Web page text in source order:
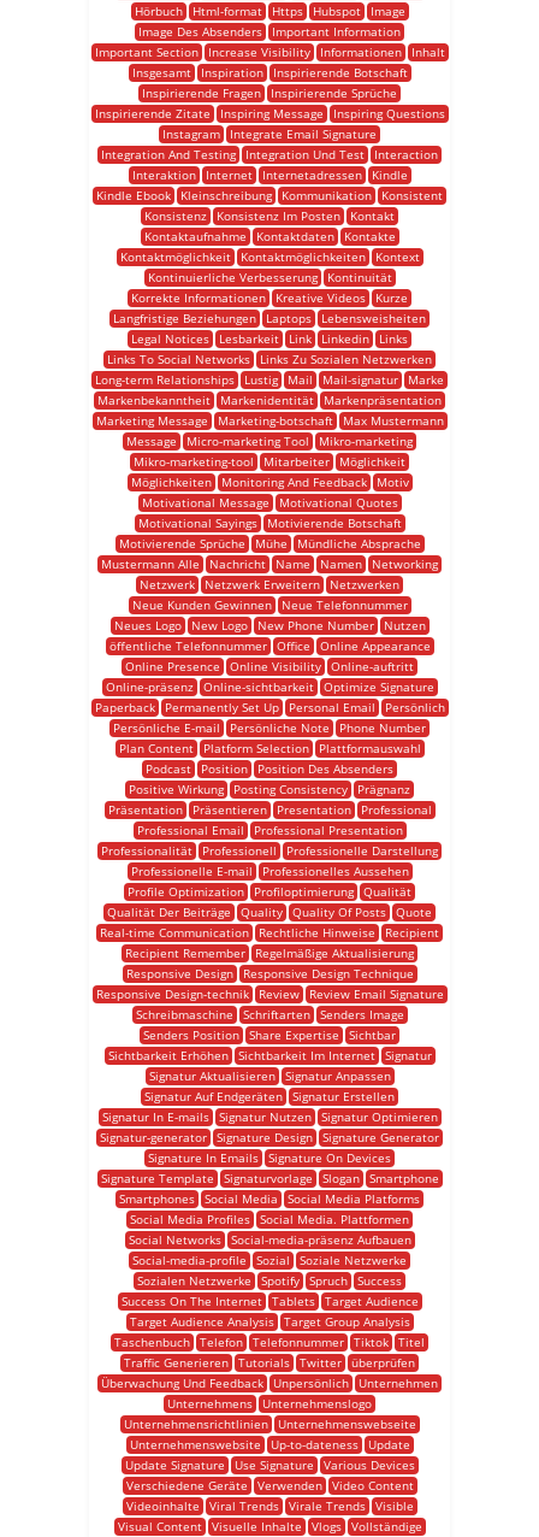
Hörbuch
Html-format Https Hubspot
Image
Image Des Absenders
Important Information
Important Section
Increase Visibility Informationen
Inhalt
Insgesamt
Inspiration
Inspirierende Botschaft
Inspirierende Fragen
Inspirierende Sprüche
Inspirierende Zitate
Inspiring Message
Inspiring Questions
Instagram
Integrate Email Signature
Integration And Testing
Integration Und Test
Interaction
Interaktion
Internet Internetadressen
Kindle
Kindle Ebook
Kleinschreibung Kommunikation
Konsistent
Konsistenz
Konsistenz Im Posten
Kontakt
Kontaktaufnahme
Kontaktdaten
Kontakte
Kontaktmöglichkeit
Kontaktmöglichkeiten
Kontext
Kontinuierliche Verbesserung
Kontinuität
Korrekte Informationen
Kreative Videos
Kurze
Langfristige Beziehungen
Laptops
Lebensweisheiten
Legal Notices
Lesbarkeit Link Linkedin
Links
Links To Social Networks
Links Zu Sozialen Netzwerken
Long-term Relationships
Lustig Mail Mail-signatur
Marke
Markenbekanntheit
Markenidentität
Markenpräsentation
Marketing Message
Marketing-botschaft
Max Mustermann
Message
Micro-marketing Tool
Mikro-marketing
Mikro-marketing-tool
Mitarbeiter
Möglichkeit
Möglichkeiten
Monitoring And Feedback
Motiv
Motivational Message
Motivational Quotes
Motivational Sayings
Motivierende Botschaft
Motivierende Sprüche
Mühe
Mündliche Absprache
Mustermann Alle
Nachricht Name Namen
Networking
Netzwerk
Netzwerk Erweitern
Netzwerken
Neue Kunden Gewinnen
Neue Telefonnummer
Neues Logo
New Logo New Phone Number
Nutzen
öffentliche Telefonnummer
Office
Online Appearance
Online Presence
Online Visibility Online-auftritt
Online-präsenz
Online-sichtbarkeit
Optimize Signature
Paperback
Permanently Set Up Personal Email
Persönlich
Persönliche E-mail
Persönliche Note
Phone Number
Plan Content
Platform Selection
Plattformauswahl
Podcast
Position
Position Des Absenders
Positive Wirkung
Posting Consistency
Prägnanz
Präsentation
Präsentieren Presentation
Professional
Professional Email
Professional Presentation
Professionalität
Professionell
Professionelle Darstellung
Professionelle E-mail
Professionelles Aussehen
Profile Optimization
Profiloptimierung Qualität
Qualität Der Beiträge
Quality Quality Of Posts Quote
Real-time Communication
Rechtliche Hinweise
Recipient
Recipient Remember
Regelmäßige Aktualisierung
Responsive Design
Responsive Design Technique
Responsive Design-technik
Review
Review Email Signature
Schreibmaschine
Schriftarten
Senders Image
Senders Position Share Expertise
Sichtbar
Sichtbarkeit Erhöhen
Sichtbarkeit Im Internet
Signatur
Signatur Aktualisieren
Signatur Anpassen
Signatur Auf Endgeräten Signatur Erstellen
Signatur In E-mails
Signatur Nutzen
Signatur Optimieren
Signatur-generator Signature Design Signature Generator
Signature In Emails Signature On Devices
Signature Template
Signaturvorlage Slogan
Smartphone
Smartphones Social Media
Social Media Platforms
Social Media Profiles Social Media. Plattformen
Social Networks
Social-media-präsenz Aufbauen
Social-media-profile
Sozial
Soziale Netzwerke
Sozialen Netzwerke
Spotify Spruch Success
Success On The Internet
Tablets
Target Audience
Target Audience Analysis
Target Group Analysis
Taschenbuch Telefon Telefonnummer Tiktok Titel
Traffic Generieren Tutorials Twitter überprüfen
Überwachung Und Feedback
Unpersönlich
Unternehmen
Unternehmens
Unternehmenslogo
Unternehmensrichtlinien
Unternehmenswebseite
Unternehmenswebsite
Up-to-dateness
Update
Update Signature
Use Signature
Various Devices
Verschiedene Geräte
Verwenden
Video Content
Videoinhalte
Viral Trends Virale Trends
Visible
Visual Content
Visuelle Inhalte Vlogs Vollständige